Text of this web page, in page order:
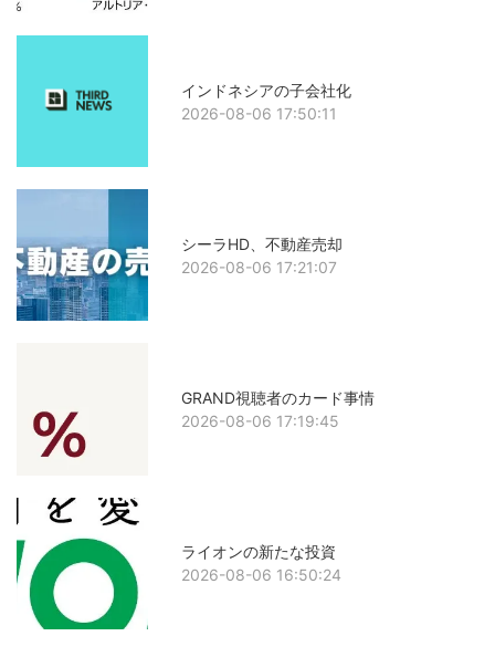
インドネシアの子会社化
2026-08-06 17:50:11
シーラHD、不動産売却
2026-08-06 17:21:07
GRAND視聴者のカード事情
2026-08-06 17:19:45
ライオンの新たな投資
2026-08-06 16:50:24